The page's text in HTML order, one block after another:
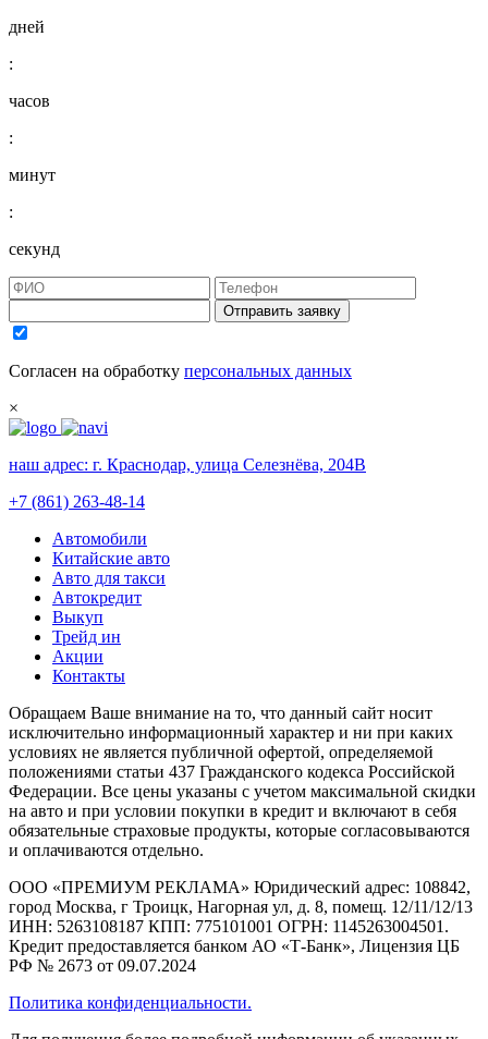
дней
:
часов
:
минут
:
секунд
Отправить заявку
Согласен на обработку персональных данных
×
наш адрес: г. Краснодар, улица Селезнёва, 204В
+7 (861) 263-48-14
Автомобили
Китайские авто
Авто для такси
Автокредит
Выкуп
Трейд ин
Акции
Контакты
Обращаем Ваше внимание на то, что данный сайт носит
исключительно информационный характер и ни при каких
условиях не является публичной офертой, определяемой
положениями статьи 437 Гражданского кодекса Российской
Федерации. Все цены указаны с учетом максимальной скидки
на авто и при условии покупки в кредит и включают в себя
обязательные страховые продукты, которые согласовываются
и оплачиваются отдельно.
ООО «ПРЕМИУМ РЕКЛАМА» Юридический адрес: 108842,
город Москва, г Троицк, Нагорная ул, д. 8, помещ. 12/11/12/13
ИНН: 5263108187 КПП: 775101001 ОГРН: 1145263004501.
Кредит предоставляется банком АО «Т-Банк», Лицензия ЦБ
РФ № 2673 от 09.07.2024
Политика конфиденциальности.